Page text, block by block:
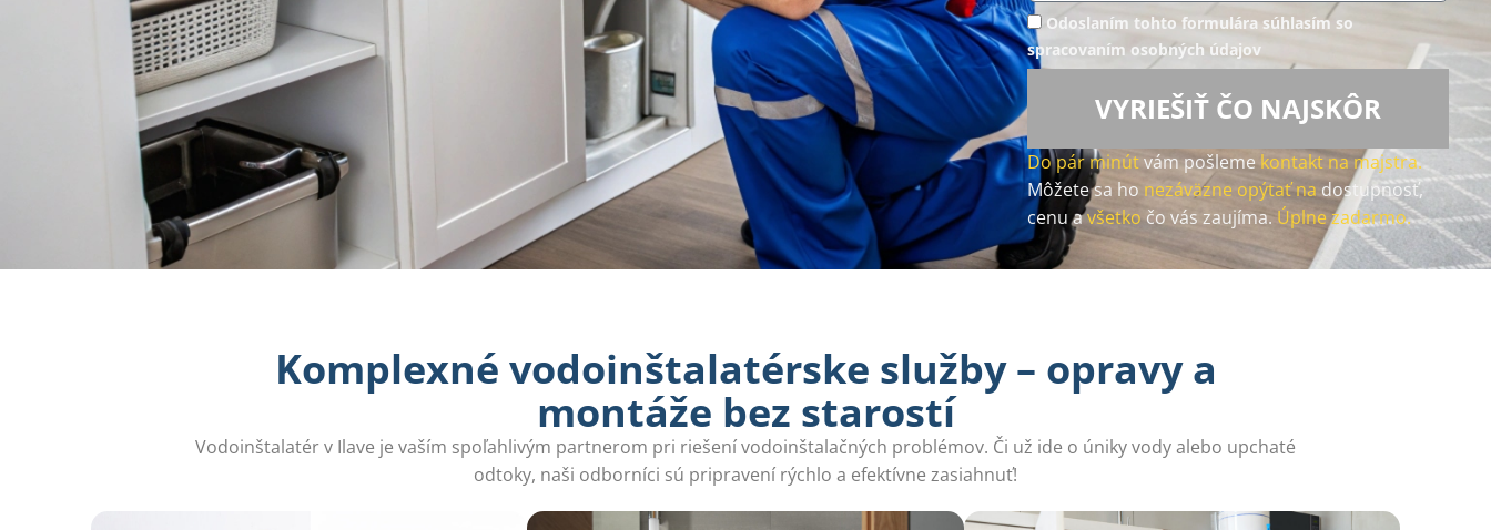
Odoslaním tohto formulára súhlasím so
spracovaním osobných údajov
VYRIEŠIŤ ČO NAJSKÔR
Do pár minútvám pošleme kontakt na majstra.
Môžete sa ho nezáväzne opýtať na dostupnosť,
cenu avšetkočo vás zaujíma.Úplne zadarmo.
Komplexné vodoinštalatérske služby – opravy a
montáže bez starostí
Vodoinštalatér v Ilave je vaším spoľahlivým partnerom pri riešení vodoinštalačných problémov. Či už ide o úniky vody alebo upchaté
odtoky, naši odborníci sú pripravení rýchlo a efektívne zasiahnuť!